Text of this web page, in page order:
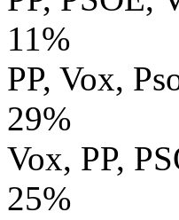
11%
PP, Vox,
29%
Vox, PP,
25%